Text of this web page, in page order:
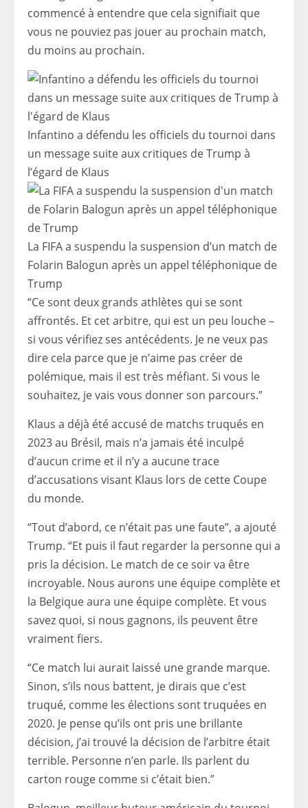
commencé à entendre que cela signifiait que
vous ne pouviez pas jouer au prochain match,
du moins au prochain.
Infantino a défendu les officiels du tournoi dans
un message suite aux critiques de Trump à
l’égard de Klaus
La FIFA a suspendu la suspension d’un match de
Folarin Balogun après un appel téléphonique de
Trump
“Ce sont deux grands athlètes qui se sont
affrontés. Et cet arbitre, qui est un peu louche –
si vous vérifiez ses antécédents. Je ne veux pas
dire cela parce que je n’aime pas créer de
polémique, mais il est très méfiant. Si vous le
souhaitez, je vais vous donner son parcours.”
Klaus a déjà été accusé de matchs truqués en
2023 au Brésil, mais n’a jamais été inculpé
d’aucun crime et il n’y a aucune trace
d’accusations visant Klaus lors de cette Coupe
du monde.
“Tout d’abord, ce n’était pas une faute”, a ajouté
Trump. “Et puis il faut regarder la personne qui a
pris la décision. Le match de ce soir va être
incroyable. Nous aurons une équipe complète et
la Belgique aura une équipe complète. Et vous
savez quoi, si nous gagnons, ils peuvent être
vraiment fiers.
“Ce match lui aurait laissé une grande marque.
Sinon, s’ils nous battent, je dirais que c’est
truqué, comme les élections sont truquées en
2020. Je pense qu’ils ont pris une brillante
décision, j’ai trouvé la décision de l’arbitre était
terrible. Personne n’en parle. Ils parlent du
carton rouge comme si c’était bien.”